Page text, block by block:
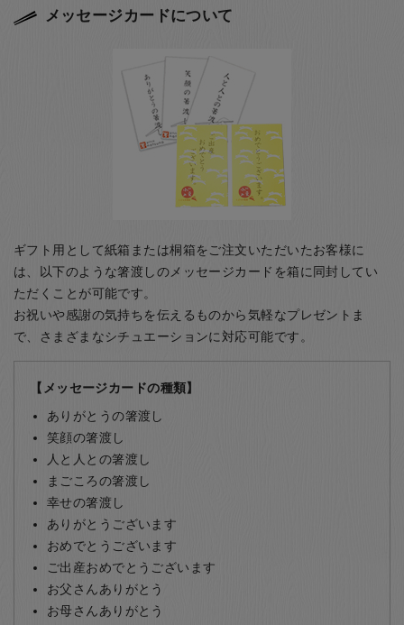
メッセージカードについて
ギフト用として紙箱または桐箱をご注文いただいたお客様に
は、以下のような箸渡しのメッセージカードを箱に同封してい
ただくことが可能です。
お祝いや感謝の気持ちを伝えるものから気軽なプレゼントま
で、さまざまなシチュエーションに対応可能です。
【メッセージカードの種類】
ありがとうの箸渡し
笑顔の箸渡し
人と人との箸渡し
まごころの箸渡し
幸せの箸渡し
ありがとうございます
おめでとうございます
ご出産おめでとうございます
お父さんありがとう
お母さんありがとう